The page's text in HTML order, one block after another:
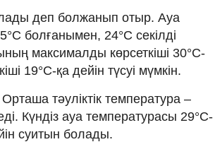
деп болжанып отыр. Ауа
болғанымен, 24°C секілді
максималды көрсеткіші 30°C-
19°C-қа дейін түсуі мүмкін.
тәуліктік температура –
Күндіз ауа температурасы 29°C-
суитын болады.